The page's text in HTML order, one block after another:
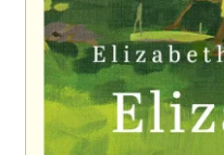
AKTUELLES
NEWSLETTER
WEITERE VERLAGE